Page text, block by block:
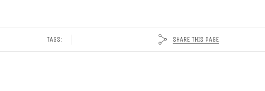
TAGS: SHARE THIS PAGE